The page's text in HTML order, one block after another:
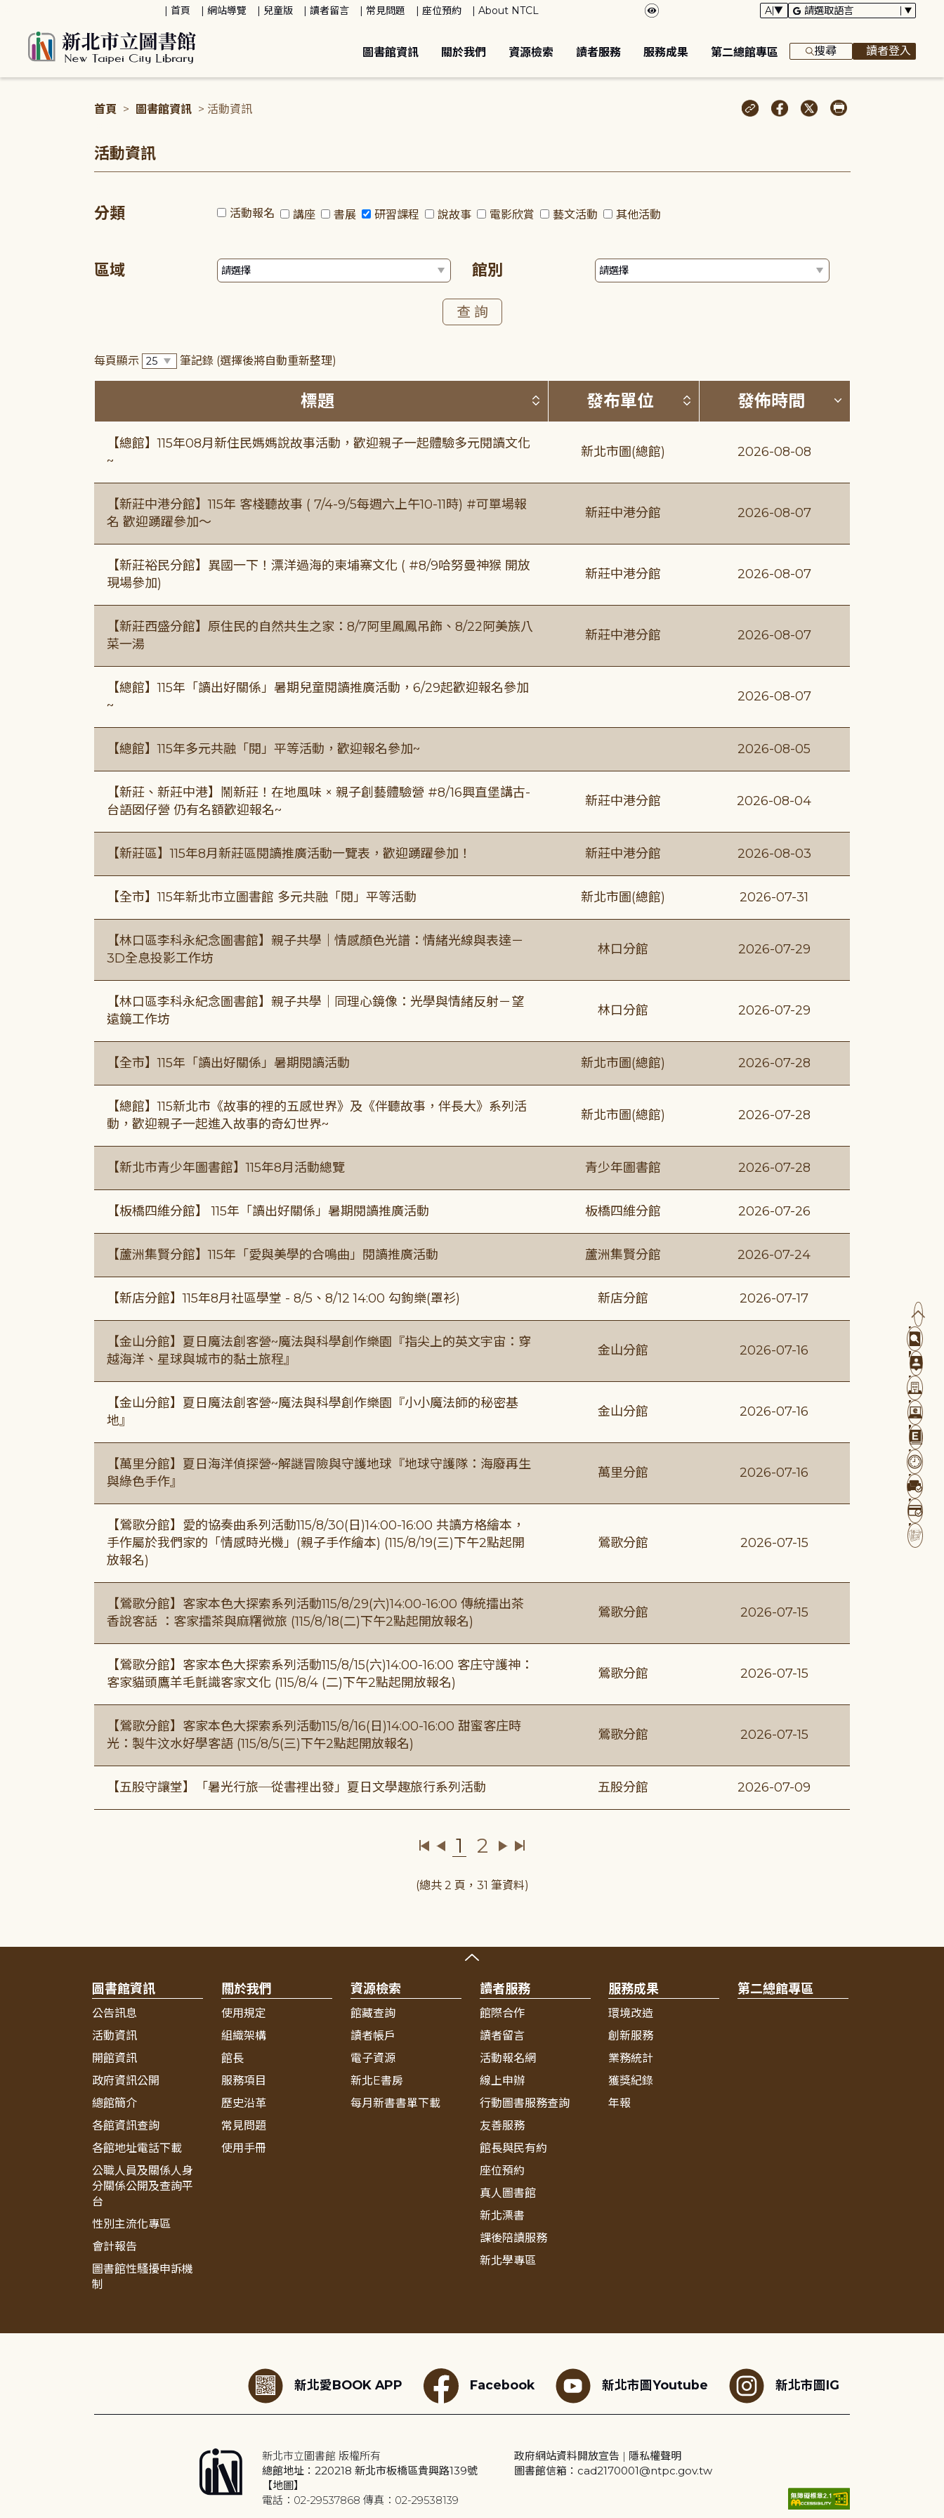
首頁 網站導覽 兒童版 讀者留言 常見問題 座位預約 About NTCL
圖書館資訊 關於我們 資源檢索 讀者服務 服務成果 第二總館專區 搜尋 讀者登入
首頁 > 圖書館資訊 > 活動資訊
活動資訊
分類 活動報名 講座 書展 研習課程 說故事 電影欣賞 藝文活動 其他活動
區域 館別
每頁顯示 筆記錄 (選擇後將自動重新整理)
標題 按標題排序 (升降冪)
發布單位 按發布單位排序 (升降冪)
發佈時間 按發佈時間
【總館】115年08月新住民媽媽說故事活動，歡迎親子一起體驗多元閱讀文化
~
新北市圖(總館) 2026-08-08
【新莊中港分館】115年 客棧聽故事 ( 7/4-9/5每週六上午10-11時) #可單場報
名 歡迎踴躍參加～
新莊中港分館 2026-08-07
【新莊裕民分館】異國一下！漂洋過海的柬埔寨文化 ( #8/9哈努曼神猴 開放
現場參加)
新莊中港分館 2026-08-07
【新莊西盛分館】原住民的自然共生之家：8/7阿里鳳鳳吊飾、8/22阿美族八
菜一湯
新莊中港分館 2026-08-07
【總館】115年「讀出好關係」暑期兒童閱讀推廣活動，6/29起歡迎報名參加
~
2026-08-07
【總館】115年多元共融「閱」平等活動，歡迎報名參加~ 2026-08-05
【新莊、新莊中港】鬧新莊！在地風味 × 親子創藝體驗營 #8/16興直堡講古-
台語囡仔營 仍有名額歡迎報名~
新莊中港分館 2026-08-04
【新莊區】115年8月新莊區閱讀推廣活動一覽表，歡迎踴躍參加！ 新莊中港分館 2026-08-03
【全市】115年新北市立圖書館 多元共融「閱」平等活動 新北市圖(總館) 2026-07-31
【林口區李科永紀念圖書館】親子共學｜情感顏色光譜：情緒光線與表達－
3D全息投影工作坊
林口分館 2026-07-29
【林口區李科永紀念圖書館】親子共學｜同理心鏡像：光學與情緒反射－望
遠鏡工作坊
林口分館 2026-07-29
【全市】115年「讀出好關係」暑期閱讀活動 新北市圖(總館) 2026-07-28
【總館】115新北市《故事的裡的五感世界》及《伴聽故事，伴長大》系列活
動，歡迎親子一起進入故事的奇幻世界~
新北市圖(總館) 2026-07-28
【新北市青少年圖書館】115年8月活動總覽 青少年圖書館 2026-07-28
【板橋四維分館】 115年「讀出好關係」暑期閱讀推廣活動 板橋四維分館 2026-07-26
【蘆洲集賢分館】115年「愛與美學的合鳴曲」閱讀推廣活動 蘆洲集賢分館 2026-07-24
【新店分館】115年8月社區學堂 - 8/5、8/12 14:00 勾鉤樂(罩衫) 新店分館 2026-07-17
【金山分館】夏日魔法創客營~魔法與科學創作樂園『指尖上的英文宇宙：穿
越海洋、星球與城市的黏土旅程』
金山分館 2026-07-16
【金山分館】夏日魔法創客營~魔法與科學創作樂園『小小魔法師的秘密基
地』
金山分館 2026-07-16
【萬里分館】夏日海洋偵探營~解謎冒險與守護地球『地球守護隊：海廢再生
與綠色手作』
萬里分館 2026-07-16
【鶯歌分館】愛的協奏曲系列活動115/8/30(日)14:00-16:00 共讀方格繪本，
手作屬於我們家的「情感時光機」(親子手作繪本) (115/8/19(三)下午2點起開
放報名)
鶯歌分館 2026-07-15
【鶯歌分館】客家本色大探索系列活動115/8/29(六)14:00-16:00 傳統擂出茶
香說客話 ：客家擂茶與麻糬微旅 (115/8/18(二)下午2點起開放報名)
鶯歌分館 2026-07-15
【鶯歌分館】客家本色大探索系列活動115/8/15(六)14:00-16:00 客庄守護神：
客家貓頭鷹羊毛氈識客家文化 (115/8/4 (二)下午2點起開放報名)
鶯歌分館 2026-07-15
【鶯歌分館】客家本色大探索系列活動115/8/16(日)14:00-16:00 甜蜜客庄時
光：製牛汶水好學客語 (115/8/5(三)下午2點起開放報名)
鶯歌分館 2026-07-15
【五股守讓堂】「暑光行旅─從書裡出發」夏日文學趣旅行系列活動 五股分館 2026-07-09
1 2
(總共 2 頁，31 筆資料)
圖書館資訊
公告訊息
活動資訊
開館資訊
政府資訊公開
總館簡介
各館資訊查詢
各館地址電話下載
公職人員及關係人身
分關係公開及查詢平
台
性別主流化專區
會計報告
圖書館性騷擾申訴機
制
關於我們
使用規定
組織架構
館長
服務項目
歷史沿革
常見問題
使用手冊
資源檢索
館藏查詢
讀者帳戶
電子資源
新北E書房
每月新書書單下載
讀者服務
館際合作
讀者留言
活動報名網
線上申辦
行動圖書服務查詢
友善服務
館長與民有約
座位預約
真人圖書館
新北漂書
課後陪讀服務
新北學專區
服務成果
環境改造
創新服務
業務統計
獲獎紀錄
年報
第二總館專區
新北愛BOOK APP Facebook 新北市圖Youtube 新北市圖IG
新北市立圖書館 版權所有
總館地址：220218 新北市板橋區貴興路139號
【地圖】
電話：02-29537868 傳真：02-29538139
政府網站資料開放宣告 | 隱私權聲明
圖書館信箱：cad2170001@ntpc.gov.tw